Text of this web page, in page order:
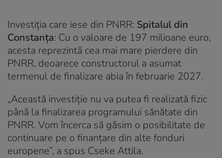
Investiția care iese din PNRR: Spitalul din
Constanța: Cu o valoare de 197 milioane euro,
acesta reprezintă cea mai mare pierdere din
PNRR, deoarece constructorul a asumat
termenul de finalizare abia în februarie 2027.
„Această investiție nu va putea fi realizată fizic
până la finalizarea programului sănătate din
PNRR. Vom încerca să găsim o posibilitate de
continuare pe o finanțare din alte fonduri
europene”, a spus Cseke Attila.